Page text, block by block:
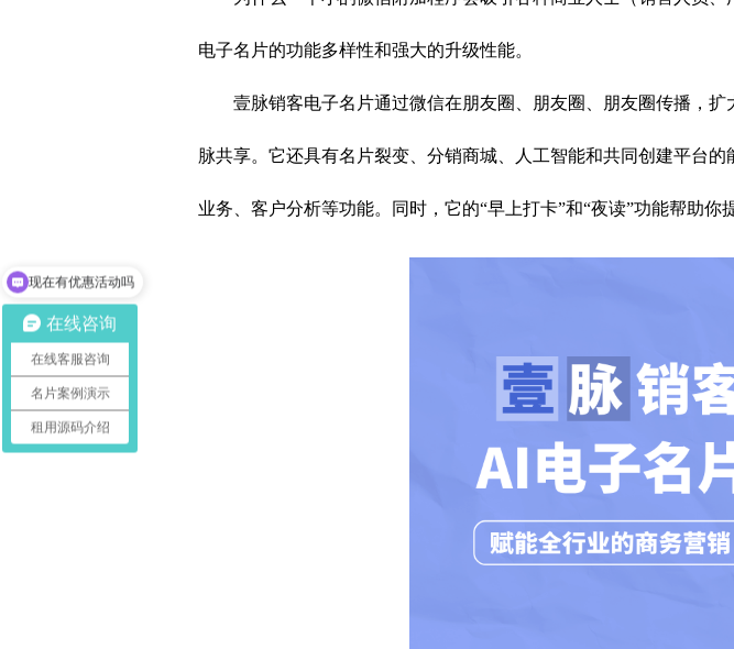
电子名片的功能多样性和强大的升级性能。
壹脉销客电子名片通过微信在朋友圈、朋友圈、朋友圈传播，
脉共享。它还具有名片裂变、分销商城、人工智能和共同创建平台
业务、客户分析等功能。同时，它的“早上打卡”和“夜读”功能帮助
在线咨询
在线客服咨询
名片案例演示
租用源码介绍
可以介绍下你们的产品么